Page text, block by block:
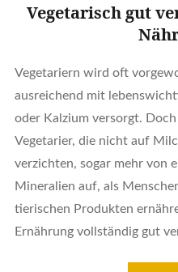
Vegetarisch gut
Vegetariern wird oft
ausreichend mit
oder Kalzium versorgt.
Vegetarier, die nicht auf
verzichten, sogar mehr von
Mineralien auf, als
tierischen Produkten
Ernährung vollständig gut